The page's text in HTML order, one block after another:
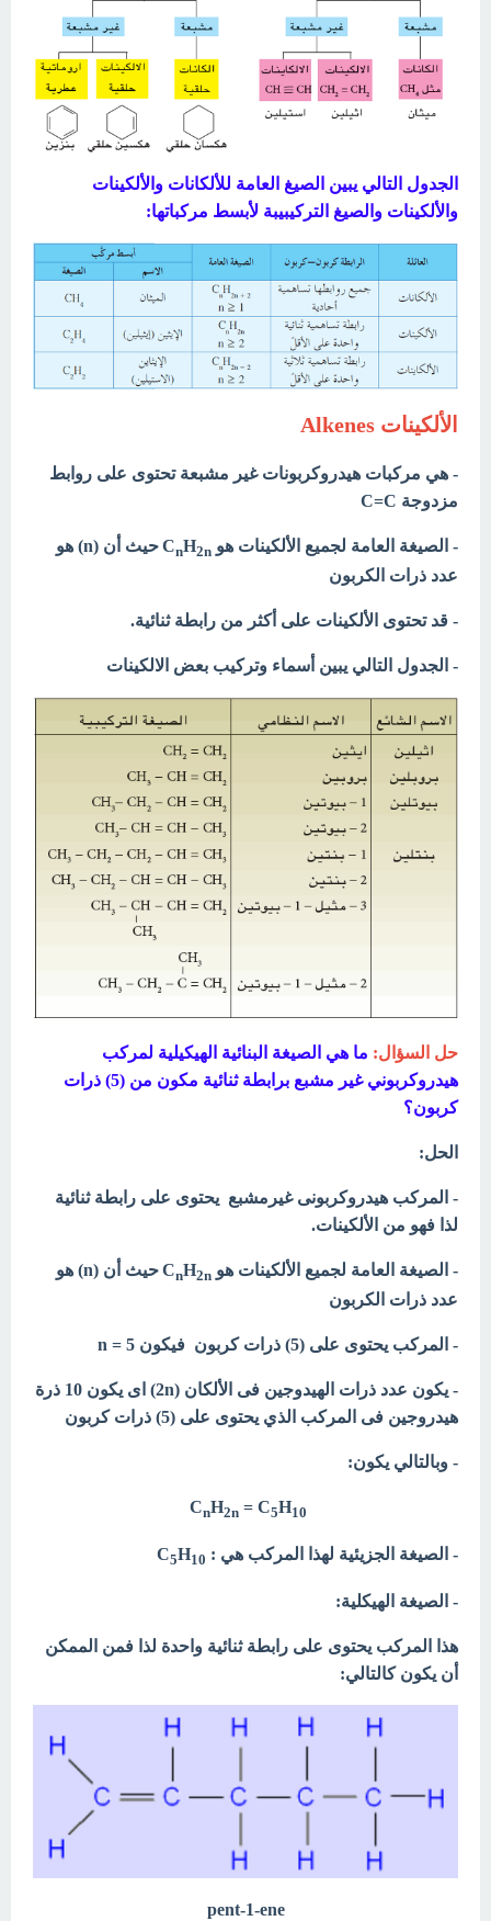
الجدول التالي يبين الصيغ العامة للألكانات والألكينات
والألكينات والصيغ التركيبيبة لأبسط مركباتها:
الألكينات Alkenes
- هي مركبات هيدروكربونات غير مشبعة تحتوى على روابط
مزدوجة C=C
- الصيغة العامة لجميع الألكينات هو C nH2n
حيث أن (n) هو
عدد ذرات الكربون
- قد تحتوى الألكينات على أكثر من رابطة ثنائية.
- الجدول التالي يبين أسماء وتركيب بعض الالكينات
حل السؤال: ما هي الصيغة البنائية الهيكيلية لمركب
هيدروكربوني غير مشبع برابطة ثنائية مكون من (5) ذرات
كربون؟
الحل:
- المركب هيدروكربونى غيرمشبع يحتوى على رابطة ثنائية
لذا فهو من الألكينات.
- الصيغة العامة لجميع الألكينات هو C nH2n
حيث أن (n) هو
عدد ذرات الكربون
- المركب يحتوى على (5) ذرات كربون فيكون n = 5
- يكون عدد ذرات الهيدوجين فى الألكان (2n) اى يكون 10 ذرة
هيدروجين فى المركب الذي يحتوى على (5) ذرات كربون
- وبالتالي يكون:
CnH2n = C5H10
- الصيغة الجزيئية لهذا المركب هي : C 5H10
- الصيغة الهيكلية:
هذا المركب يحتوى على رابطة ثنائية واحدة لذا فمن الممكن
أن يكون كالتالي:
pent-1-ene